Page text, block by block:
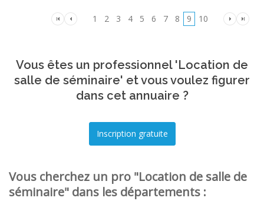
1 2 3 4 5 6 7 8 9 10
Vous êtes un professionnel 'Location de
salle de séminaire' et vous voulez figurer
dans cet annuaire ?
Vous cherchez un pro "Location de salle de
séminaire" dans les départements :